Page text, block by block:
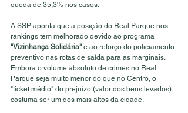
queda de 35,3% nos casos.
A SSP aponta que a posição do Real Parque nos
rankings tem melhorado devido ao programa
"Vizinhança Solidária" e ao reforço do policiamento
preventivo nas rotas de saída para as marginais.
Embora o volume absoluto de crimes no Real
Parque seja muito menor do que no Centro, o
"ticket médio" do prejuízo (valor dos bens levados)
costuma ser um dos mais altos da cidade.